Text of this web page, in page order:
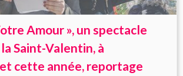
Amour », un spectacle
Saint-Valentin, à
cette année, reportage